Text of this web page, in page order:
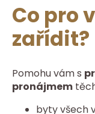
Co pro
zařídit?
Pomohu vám s
pronájmem
byty všech